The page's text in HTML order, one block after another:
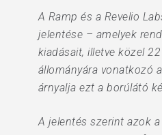
A Ramp és a Revelio
jelentése – amelyek
kiadásait, illetve közel
állományára vonatkozó
árnyalja ezt a borúlátó
A jelentés szerint azok